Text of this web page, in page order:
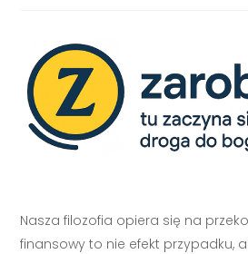
Nasza filozofia opiera się na
finansowy to nie efekt przypadku,